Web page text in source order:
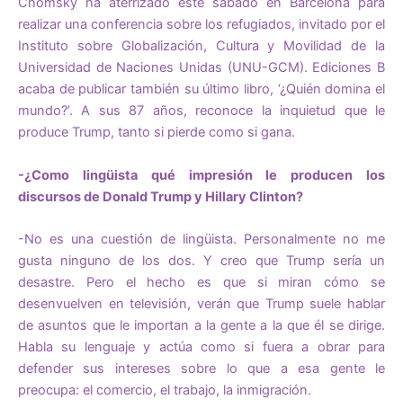
realizar una conferencia sobre los refugiados, invitado por el
Instituto sobre Globalización, Cultura y Movilidad de la
Universidad de Naciones Unidas (UNU-GCM). Ediciones B
acaba de publicar también su último libro, ‘¿Quién domina el
mundo?’. A sus 87 años, reconoce la inquietud que le
produce Trump, tanto si pierde como si gana.
-¿Como lingüista qué impresión le producen los
discursos de Donald Trump y Hillary Clinton?
-No es una cuestión de lingüista. Personalmente no me
gusta ninguno de los dos. Y creo que Trump sería un
desastre. Pero el hecho es que si miran cómo se
desenvuelven en televisión, verán que Trump suele hablar
de asuntos que le importan a la gente a la que él se dirige.
Habla su lenguaje y actúa como si fuera a obrar para
defender sus intereses sobre lo que a esa gente le
preocupa: el comercio, el trabajo, la inmigración.